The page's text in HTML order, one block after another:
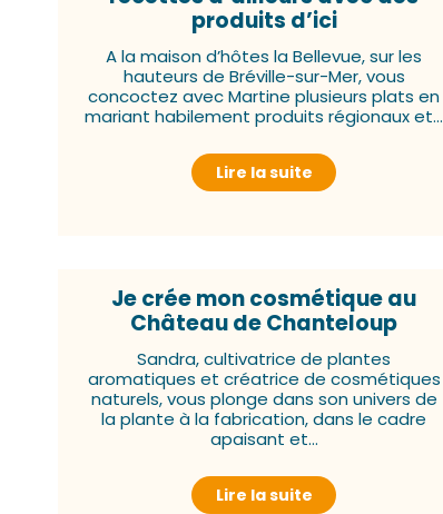
produits d’ici
A la maison d’hôtes la Bellevue, sur les
hauteurs de Bréville-sur-Mer, vous
concoctez avec Martine plusieurs plats en
mariant habilement produits régionaux et...
Lire la suite
Je crée mon cosmétique au
Château de Chanteloup
Sandra, cultivatrice de plantes
aromatiques et créatrice de cosmétiques
naturels, vous plonge dans son univers de
la plante à la fabrication, dans le cadre
apaisant et...
Lire la suite